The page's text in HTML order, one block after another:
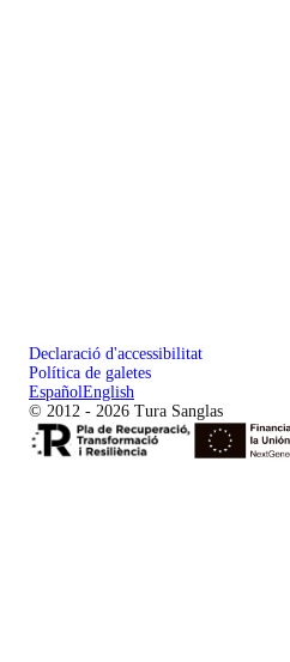
Declaració d'accessibilitat
Política de galetes
EspañolEnglish
© 2012 - 2026 Tura Sanglas